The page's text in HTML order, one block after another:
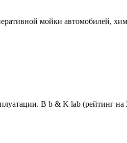
мойки автомобилей,
В b & K lab (рейтинг на